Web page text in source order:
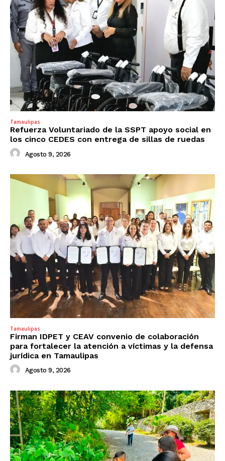
Tamaulipas
Refuerza Voluntariado de la SSPT apoyo social en
los cinco CEDES con entrega de sillas de ruedas
Agosto 9, 2026
Tamaulipas
Firman IDPET y CEAV convenio de colaboración
para fortalecer la atención a víctimas y la defensa
jurídica en Tamaulipas
Agosto 9, 2026